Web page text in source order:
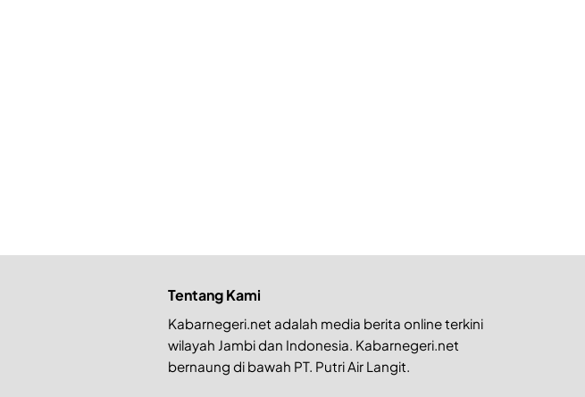
Tentang Kami
Kabarnegeri.net adalah media berita online terkini
wilayah Jambi dan Indonesia. Kabarnegeri.net
bernaung di bawah PT. Putri Air Langit.